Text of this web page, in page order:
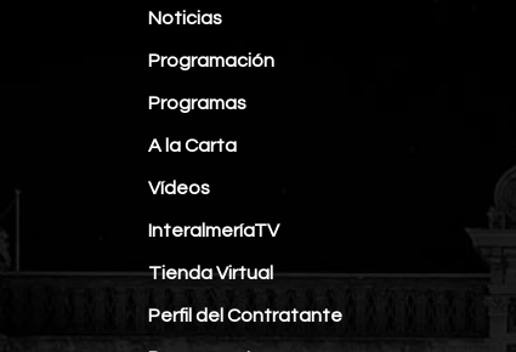
Noticias
Programación
Programas
A la Carta
Vídeos
InteralmeríaTV
Tienda Virtual
Perfil del Contratante